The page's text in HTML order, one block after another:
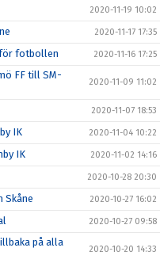
2020-11-19 10:02
2020-11-17 17:35
för fotbollen 2020-11-16 17:25
FF till SM-
2020-11-09 11:02
2020-11-07 18:53
IK 2020-11-04 10:22
IK 2020-11-02 14:16
2020-10-28 20:30
Skåne 2020-10-27 16:02
2020-10-27 09:58
på alla
2020-10-20 14:33